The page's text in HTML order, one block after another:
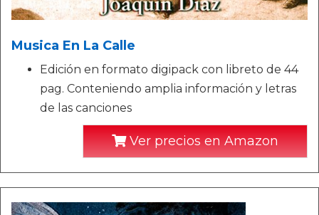
Musica En La Calle
Edición en formato digipack con libreto de 44
pag. Conteniendo amplia información y letras
de las canciones
Ver precios en Amazon